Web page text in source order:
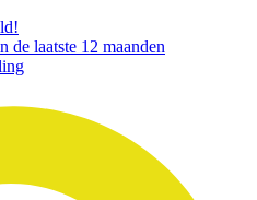
de laatste 12 maanden